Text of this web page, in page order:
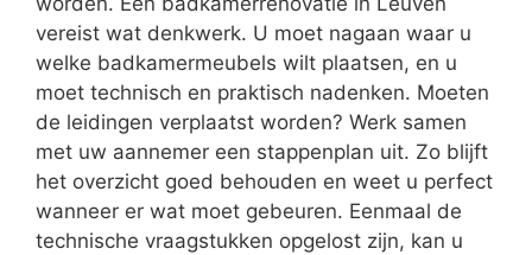
vereist wat denkwerk. U moet nagaan waar u
welke badkamermeubels wilt plaatsen, en u
moet technisch en praktisch nadenken. Moeten
de leidingen verplaatst worden? Werk samen
met uw aannemer een stappenplan uit. Zo blijft
het overzicht goed behouden en weet u perfect
wanneer er wat moet gebeuren. Eenmaal de
technische vraagstukken opgelost zijn, kan u